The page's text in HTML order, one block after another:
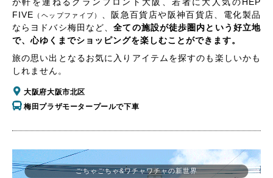
FIVE （ヘップファイブ）
、阪急百貨店や阪神百貨店、電化製品
ならヨドバシ梅田など、全ての施設が徒歩圏内という好立地
で、心ゆくまでショッピングを楽しむことができます。
旅の思い出となるお気に入りアイテムを探すのも楽しいかも
しれません。
大阪府大阪市北区
梅田プラザモータープールで下車
ごちゃごちゃ&ワチャワチャの新世界